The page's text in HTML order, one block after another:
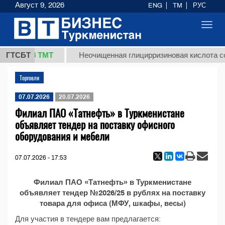
ГТСБТ
37,8 ТМТ Неочищенная глицирризиновая кислота
Торговля
07.07.2026 20.07.2026
Филиал ПАО «Татнефть» в Туркменистане
объявляет тендер на поставку офисного
оборудования и мебели
07.07.2026 - 17:53
Филиал ПАО «Татнефть» в Туркменистане
объявляет тендер №2026/25 в рублях на поставку
товара для офиса (МФУ, шкафы, весы)
Для участия в тендере вам предлагается:
Август 9, 2026 ENG TM РУС